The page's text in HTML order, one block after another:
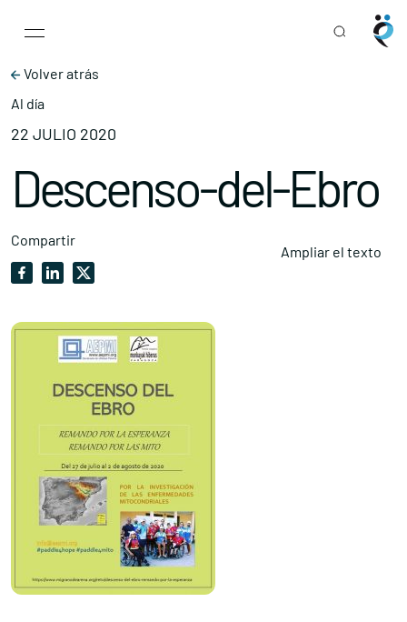
Main Navigation
Volver atrás
Al día
22 JULIO 2020
Descenso-del-Ebro
Compartir
Ampliar el texto